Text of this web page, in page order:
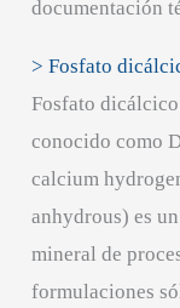
documentación
> Fosfato
Fosfato
conocido como
calcium
anhydrous) es
mineral de
formulaciones